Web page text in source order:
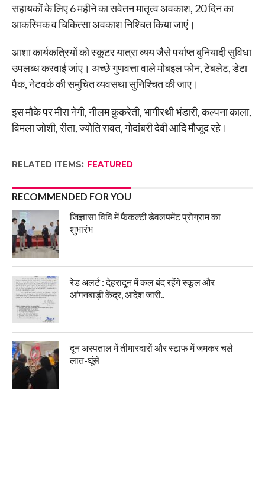
सहायकों के लिए 6 महीने का सवेतन मातृत्व अवकाश, 20 दिन का
आकस्मिक व चिकित्सा अवकाश निश्चित किया जाएं।
आशा कार्यकत्रियों को स्कूटर यात्रा व्यय जैसे पर्याप्त बुनियादी सुविधा
उपलब्ध करवाई जांए। अच्छे गुणवत्ता वाले मोबइल फोन, टेबलेट, डेटा
पैक, नेटवर्क की समुचित व्यवसथा सुनिश्चित की जाए।
इस मौके पर मीरा नेगी, नीलम कुकरेती, भागीरथी भंडारी, कल्पना काला,
विमला जोशी, रीता, ज्योति रावत, गोदांबरी देवी आदि मौजूद रहे।
RELATED ITEMS: FEATURED
RECOMMENDED FOR YOU
जिज्ञासा विवि में फैकल्टी डेवलपमेंट प्रोग्राम का
शुभारंभ
रेड अलर्ट : देहरादून में कल बंद रहेंगे स्कूल और
आंगनबाड़ी केंद्र, आदेश जारी..
दून अस्पताल में तीमारदारों और स्टाफ में जमकर चले
लात-घूंसे